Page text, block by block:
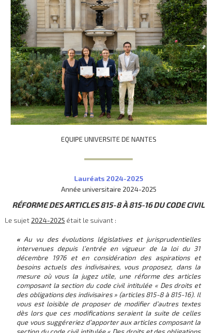
EQUIPE UNIVERSITE DE NANTES
Lauréats 2024-2025
Année universitaire 2024-2025
RÉFORME DES ARTICLES 815-8 À 815-16 DU CODE CIVIL
Le sujet 2024-2025 était le suivant :
« Au vu des évolutions législatives et jurisprudentielles
intervenues depuis l’entrée en vigueur de la loi du 31
décembre 1976 et en considération des aspirations et
besoins actuels des indivisaires, vous proposez, dans la
mesure où vous la jugez utile, une réforme des articles
composant la section du code civil intitulée « Des droits et
des obligations des indivisaires » (articles 815-8 à 815-16). Il
vous est loisible de proposer de modifier d’autres textes
dès lors que ces modifications seraient la suite de celles
que vous suggéreriez d’apporter aux articles composant la
section du code civil intitulée « Des droits et des obligations